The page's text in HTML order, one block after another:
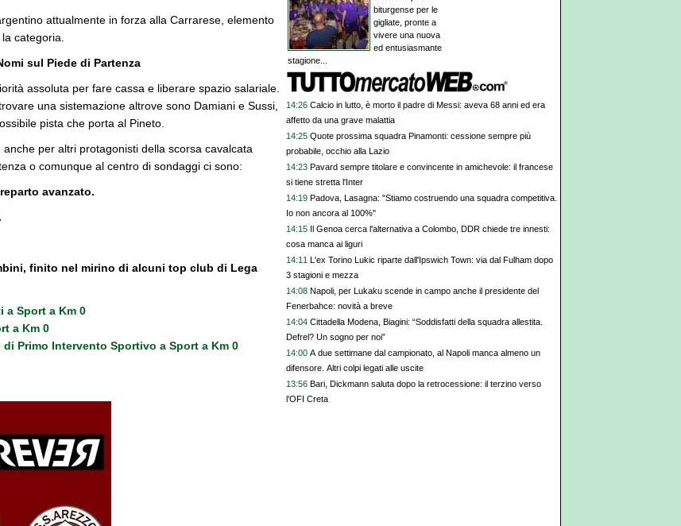
attualmente in forza alla Carrarese, elemento
categoria.
sul Piede di Partenza
assoluta per fare cassa e liberare spazio salariale.
una sistemazione altrove sono Damiani e Sussi,
pista che porta al Pineto.
per altri protagonisti della scorsa cavalcata
o comunque al centro di sondaggi ci sono:
avanzato.
finito nel mirino di alcuni top club di Lega
a Sport a Km 0
a Km 0
di Primo Intervento Sportivo a Sport a Km 0
biturgense per le
gigliate, pronte a
vivere una nuova
ed entusiasmante
stagione...
14:26 Calcio in lutto, è morto il padre di Messi: aveva 68 anni ed era
affetto da una grave malattia
14:25 Quote prossima squadra Pinamonti: cessione sempre più
probabile, occhio alla Lazio
14:23 Pavard sempre titolare e convincente in amichevole: il francese
si tiene stretta l'Inter
14:19 Padova, Lasagna: "Stiamo costruendo una squadra competitiva.
Io non ancora al 100%"
14:15 Il Genoa cerca l'alternativa a Colombo, DDR chiede tre innesti:
cosa manca ai liguri
14:11 L'ex Torino Lukic riparte dall'Ipswich Town: via dal Fulham dopo
3 stagioni e mezza
14:08 Napoli, per Lukaku scende in campo anche il presidente del
Fenerbahce: novità a breve
14:04 Cittadella Modena, Biagini: “Soddisfatti della squadra allestita.
Defrel? Un sogno per noi”
14:00 A due settimane dal campionato, al Napoli manca almeno un
difensore. Altri colpi legati alle uscite
13:56 Bari, Dickmann saluta dopo la retrocessione: il terzino verso
l’OFI Creta